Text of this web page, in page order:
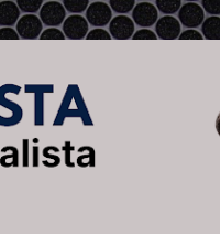
conteúdo principal